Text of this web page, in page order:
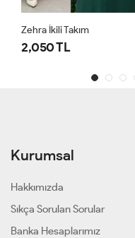
Zehra İkili Takım
2,050 TL
Kurumsal
Hakkımızda
Sıkça Sorulan Sorular
Banka Hesaplarımız